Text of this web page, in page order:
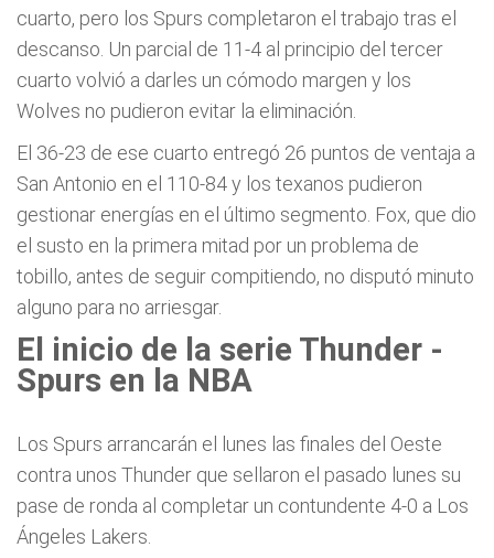
cuarto, pero los Spurs completaron el trabajo tras el
descanso. Un parcial de 11-4 al principio del tercer
cuarto volvió a darles un cómodo margen y los
Wolves no pudieron evitar la eliminación.
El 36-23 de ese cuarto entregó 26 puntos de ventaja a
San Antonio en el 110-84 y los texanos pudieron
gestionar energías en el último segmento. Fox, que dio
el susto en la primera mitad por un problema de
tobillo, antes de seguir compitiendo, no disputó minuto
alguno para no arriesgar.
El inicio de la serie Thunder -
Spurs en la NBA
Los Spurs arrancarán el lunes las finales del Oeste
contra unos Thunder que sellaron el pasado lunes su
pase de ronda al completar un contundente 4-0 a Los
Ángeles Lakers.